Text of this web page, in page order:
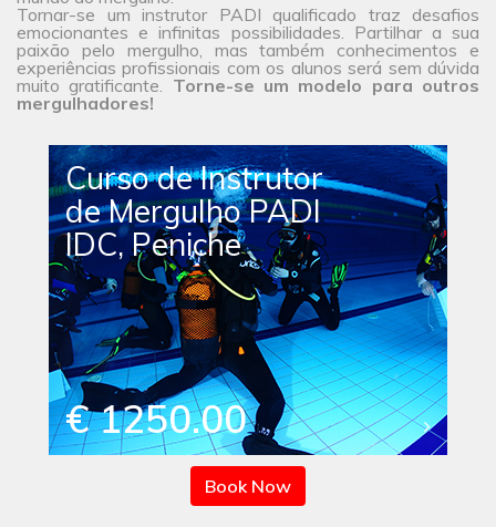
Tornar-se um instrutor PADI qualificado traz desafios
emocionantes e infinitas possibilidades. Partilhar a sua
paixão pelo mergulho, mas também conhecimentos e
experiências profissionais com os alunos será sem dúvida
muito gratificante. Torne-se um modelo para outros
mergulhadores!
Curso de Instrutor
de Mergulho PADI
IDC, Peniche
€ 1250.00
Book Now